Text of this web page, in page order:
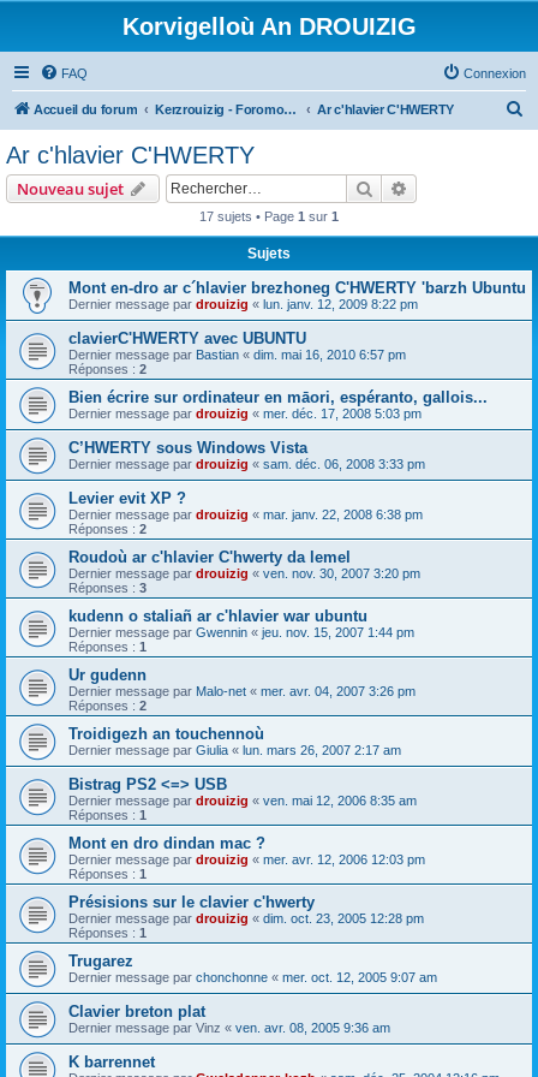
Korvigelloù An DROUIZIG
FAQ Connexion
Accueil du forum Kerzrouizig - Foromoù An Drouizig Ar c'hlavier C'HWERTY
Ar c'hlavier C'HWERTY
Nouveau sujet Rechercher
17 sujets • Page 1 sur 1
Sujets
Mont en-dro ar c´hlavier brezhoneg C'HWERTY 'barzh Ubuntu
Dernier message par drouizig « lun. janv. 12, 2009 8:22 pm
clavierC'HWERTY avec UBUNTU
Dernier message par Bastian « dim. mai 16, 2010 6:57 pm
Réponses : 2
Bien écrire sur ordinateur en māori, espéranto, gallois...
Dernier message par drouizig « mer. déc. 17, 2008 5:03 pm
C’HWERTY sous Windows Vista
Dernier message par drouizig « sam. déc. 06, 2008 3:33 pm
Levier evit XP ?
Dernier message par drouizig « mar. janv. 22, 2008 6:38 pm
Réponses : 2
Roudoù ar c'hlavier C'hwerty da lemel
Dernier message par drouizig « ven. nov. 30, 2007 3:20 pm
Réponses : 3
kudenn o staliañ ar c'hlavier war ubuntu
Dernier message par Gwennin « jeu. nov. 15, 2007 1:44 pm
Réponses : 1
Ur gudenn
Dernier message par Malo-net « mer. avr. 04, 2007 3:26 pm
Réponses : 2
Troidigezh an touchennoù
Dernier message par Giulia « lun. mars 26, 2007 2:17 am
Bistrag PS2 <=> USB
Dernier message par drouizig « ven. mai 12, 2006 8:35 am
Réponses : 1
Mont en dro dindan mac ?
Dernier message par drouizig « mer. avr. 12, 2006 12:03 pm
Réponses : 1
Présisions sur le clavier c'hwerty
Dernier message par drouizig « dim. oct. 23, 2005 12:28 pm
Réponses : 1
Trugarez
Dernier message par chonchonne « mer. oct. 12, 2005 9:07 am
Clavier breton plat
Dernier message par Vinz « ven. avr. 08, 2005 9:36 am
K barrennet